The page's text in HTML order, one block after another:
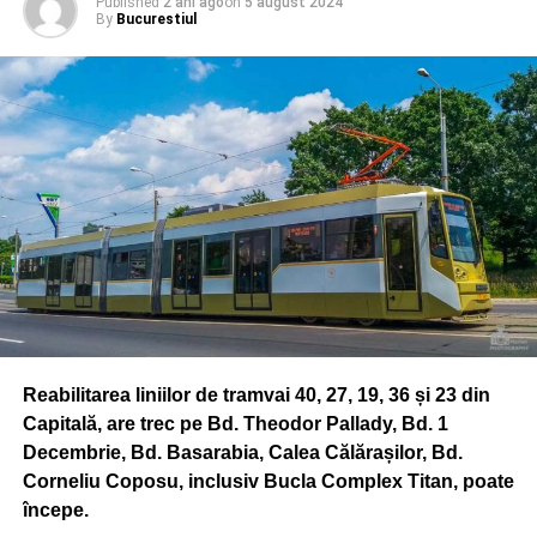
– restricționarea parcării/staționării voluntare în
supralărgirea Șos. Pavel D. Kiseleff (rond Kiseleff) din
dreptul Monumentului Infanteriei
– restricționarea parcării autovehiculelor pe str. Docenților
– restricționarea parcării/staționării voluntare pe Aleea
Pescăruș (între Intrarea Pescăruș și Restaurantul
Pescăruș)
– blocarea traficului rutier pe Șos. Pavel D. Kiseleff și a
străzilor adiacente (între Piața Victoriei, Piața Arcului de
Triumf și Piața Presei Libere, cu specificația că în pasajul
de la Piața Presei Libere se va putea permite circulația
doar către Piața Montreal)
By Bucurestiul
Reabilitarea liniilor de tramvai 40, 27, 19, 36 și 23 din
Capitală, are trec pe Bd. Theodor Pallady, Bd. 1
Decembrie, Bd. Basarabia, Calea Călărașilor, Bd.
Corneliu Coposu, inclusiv Bucla Complex Titan, poate
începe.